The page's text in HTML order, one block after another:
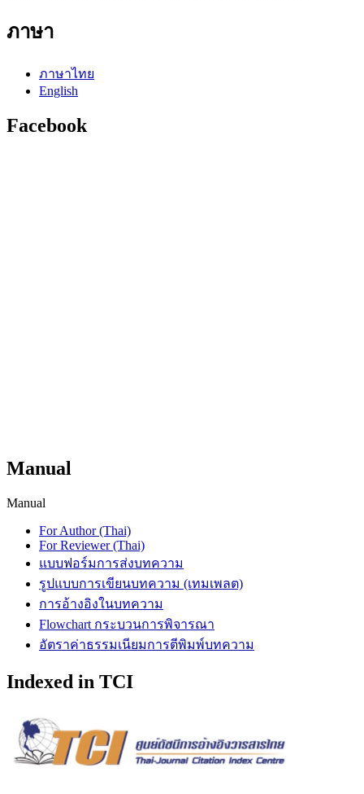
ภาษา
ภาษาไทย
English
Facebook
Manual
Manual
For Author (Thai)
For Reviewer (Thai)
แบบฟอร์มการส่งบทความ
รูปแบบการเขียนบทความ (เทมเพลต)
การอ้างอิงในบทความ
Flowchart กระบวนการพิจารณา
อัตราค่าธรรมเนียมการตีพิมพ์บทความ
Indexed in TCI